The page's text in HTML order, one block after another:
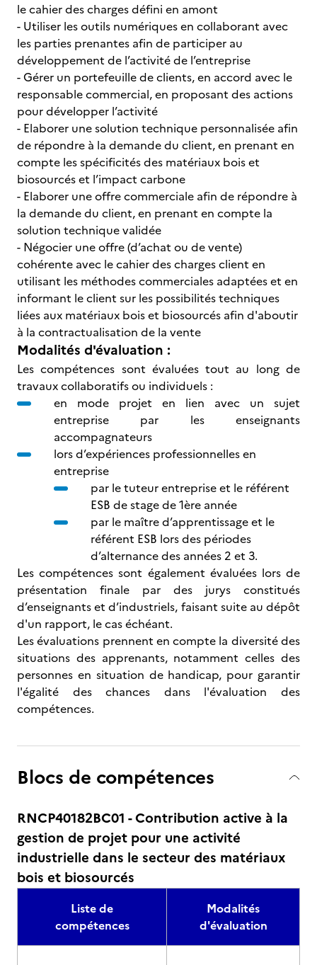
le cahier des charges défini en amont
- Utiliser les outils numériques en collaborant avec
les parties prenantes afin de participer au
développement de l’activité de l’entreprise
- Gérer un portefeuille de clients, en accord avec le
responsable commercial, en proposant des actions
pour développer l’activité
- Elaborer une solution technique personnalisée afin
de répondre à la demande du client, en prenant en
compte les spécificités des matériaux bois et
biosourcés et l’impact carbone
- Elaborer une offre commerciale afin de répondre à
la demande du client, en prenant en compte la
solution technique validée
- Négocier une offre (d’achat ou de vente)
cohérente avec le cahier des charges client en
utilisant les méthodes commerciales adaptées et en
informant le client sur les possibilités techniques
liées aux matériaux bois et biosourcés afin d'aboutir
à la contractualisation de la vente
Modalités d'évaluation :
Les compétences sont évaluées tout au long de
travaux collaboratifs ou individuels :
en mode projet en lien avec un sujet
entreprise par les enseignants
accompagnateurs
lors d’expériences professionnelles en
entreprise
par le tuteur entreprise et le référent
ESB de stage de 1ère année
par le maître d’apprentissage et le
référent ESB lors des périodes
d’alternance des années 2 et 3.
Les compétences sont également évaluées lors de
présentation finale par des jurys constitués
d’enseignants et d’industriels, faisant suite au dépôt
d'un rapport, le cas échéant.
Les évaluations prennent en compte la diversité des
situations des apprenants, notamment celles des
personnes en situation de handicap, pour garantir
l'égalité des chances dans l'évaluation des
compétences.
Blocs de compétences
RNCP40182BC01 - Contribution active à la
gestion de projet pour une activité
industrielle dans le secteur des matériaux
bois et biosourcés
Liste de
compétences
Modalités
d'évaluation